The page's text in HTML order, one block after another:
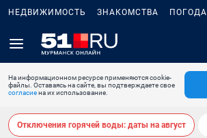
НЕДВИЖИМОСТЬ ЗНАКОМСТВА ПОГОДА
На информационном ресурсе применяются cookie-
файлы. Оставаясь на сайте, вы подтверждаете свое
согласиена их использование.
Отключения горячей воды: даты на август